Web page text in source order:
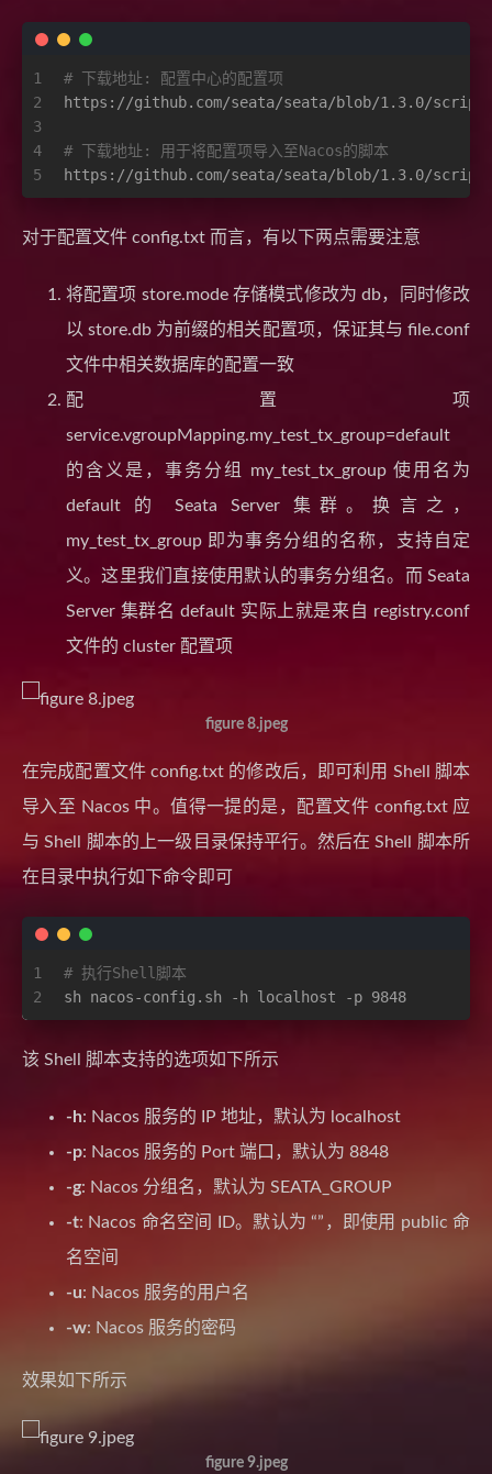
1
2
3
4
5
# 下载地址: 配置中心的配置项
https://github.com/seata/seata/blob/1.3.0/
# 下载地址: 用于将配置项导入至Nacos的脚本
https://github.com/seata/seata/blob/1.3.0/
对于配置文件 config.txt 而言，有以下两点需要注意
将配置项 store.mode 存储模式修改为 db，同时修改
以 store.db 为前缀的相关配置项，保证其与 file.conf
文件中相关数据库的配置一致
配置项
service.vgroupMapping.my_test_tx_group=default
的含义是，事务分组 my_test_tx_group 使用名为
default 的 Seata Server 集群。换言之，
my_test_tx_group 即为事务分组的名称，支持自定
义。这里我们直接使用默认的事务分组名。而 Seata
Server 集群名 default 实际上就是来自 registry.conf
文件的 cluster 配置项
figure 8.jpeg
在完成配置文件 config.txt 的修改后，即可利用 Shell 脚本
导入至 Nacos 中。值得一提的是，配置文件 config.txt 应
与 Shell 脚本的上一级目录保持平行。然后在 Shell 脚本所
在目录中执行如下命令即可
1
2
# 执行Shell脚本
sh nacos-config.sh -h localhost -p 9848
该 Shell 脚本支持的选项如下所示
-h: Nacos 服务的 IP 地址，默认为 localhost
-p: Nacos 服务的 Port 端口，默认为 8848
-g: Nacos 分组名，默认为 SEATA_GROUP
-t: Nacos 命名空间 ID。默认为 “”，即使用 public 命
名空间
-u: Nacos 服务的用户名
-w: Nacos 服务的密码
效果如下所示
figure 9.jpeg